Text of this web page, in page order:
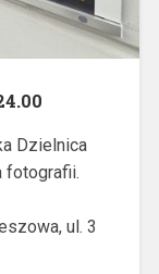
Dzielnica
fotografii.
ul. 3